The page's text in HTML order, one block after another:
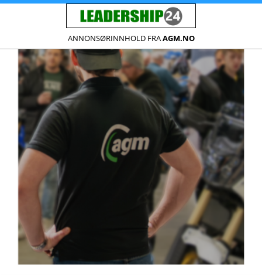
ANNONSØRINNHOLD FRAAGM.NO